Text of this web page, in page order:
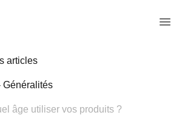
articles
Généralités
âge utiliser vos produits ?